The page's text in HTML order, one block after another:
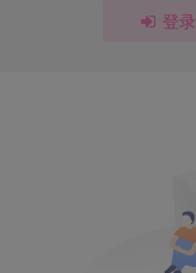
登录